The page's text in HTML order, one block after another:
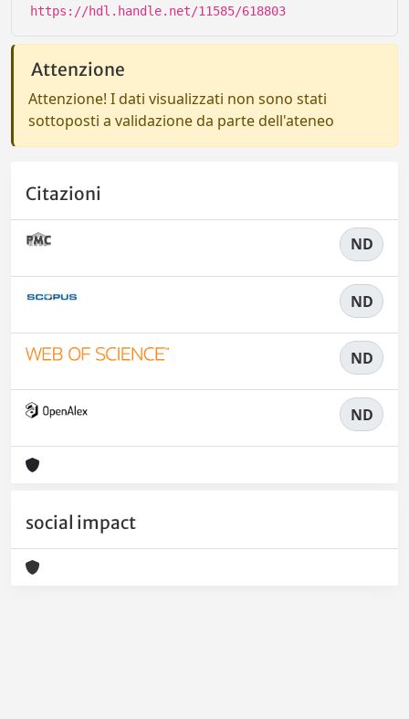
https://hdl.handle.net/11585/618803
Attenzione
Attenzione! I dati visualizzati non sono stati
sottoposti a validazione da parte dell'ateneo
Citazioni
ND
ND
ND
ND
social impact